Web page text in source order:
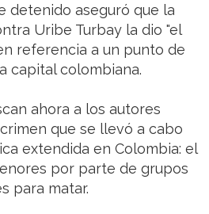
detenido aseguró que la
Uribe Turbay la dio "el
referencia a un punto de
capital colombiana.
ahora a los autores
que se llevó a cabo
extendida en Colombia: el
por parte de grupos
para matar.